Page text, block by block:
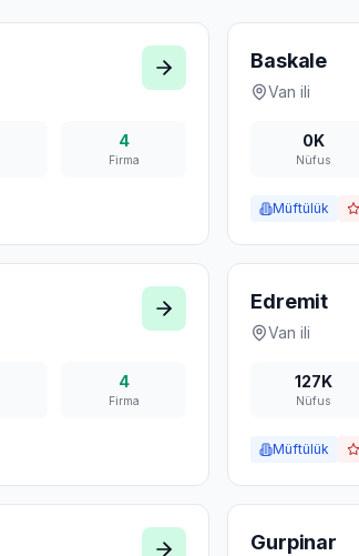
4
Firma
Baskale
Van ili
0K
Nüfus
Müftülük
4
Firma
Edremit
Van ili
127K
Nüfus
Müftülük
Gurpinar